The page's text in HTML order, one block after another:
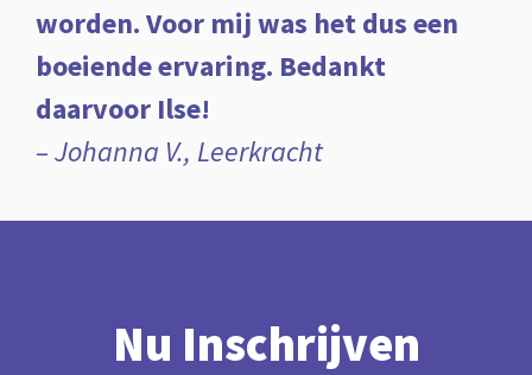
worden. Voor mij was het dus een
boeiende ervaring. Bedankt
daarvoor Ilse!
– Johanna V., Leerkracht
Nu Inschrijven